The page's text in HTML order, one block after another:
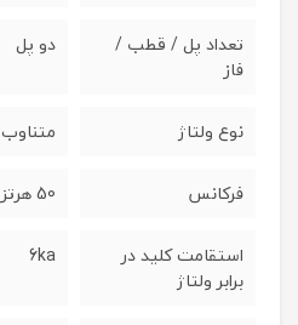
تعداد پل / قطب /
فاز
دو پل
نوع ولتاژ متناوب
فرکانس 50 هرتز
استقامت کلید در
برابر ولتاژ
6ka